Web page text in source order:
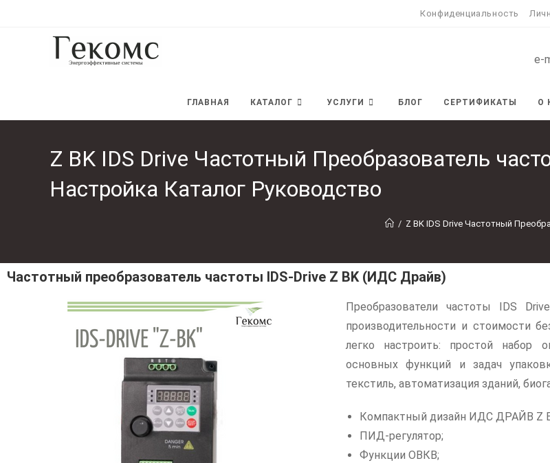
Конфиденциальность
e-
ГЛАВНАЯ КАТАЛОГ УСЛУГИ БЛОГ СЕРТИФИКАТЫ О
Z BK IDS Drive Частотный Преобразователь
Настройка Каталог Руководство
/ Z BK IDS Drive Частотный
Частотный преобразователь частоты IDS-Drive Z BK (ИДС Драйв)
Преобразователи частоты IDS
производительности и стоимости
легко настроить: простой набор
основных функций и задач
текстиль, автоматизация зданий,
Компактный дизайн ИДС ДРАЙВ Z
ПИД-регулятор;
Функции ОВКВ;